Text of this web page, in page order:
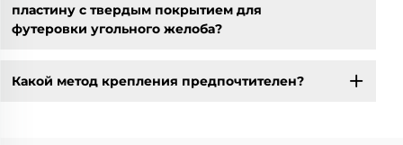
пластину с твердым покрытием для
футеровки угольного желоба?
Какой метод крепления предпочтителен?